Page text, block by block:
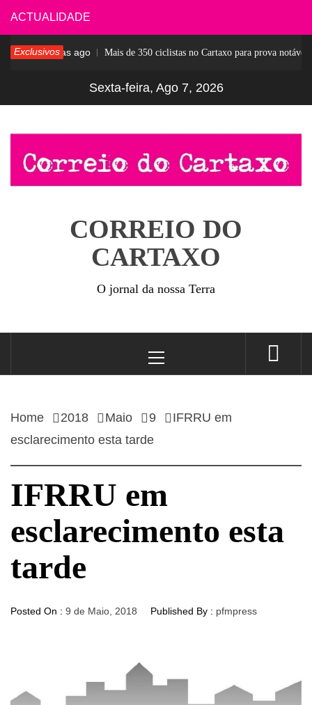
Skip
to
content
ACTUALIDADE
Exclusivos5 dias ago Mais de 350 ciclistas no Cartaxo para prova notável
Sexta-feira, Ago 7, 2026
CORREIO DO
CARTAXO
O jornal da nossa Terra
Menu
Home 2018 Maio 9
IFRRU em
esclarecimento esta tarde
IFRRU em
esclarecimento esta
tarde
Posted On : 9 de Maio, 2018 Published By : pfmpress